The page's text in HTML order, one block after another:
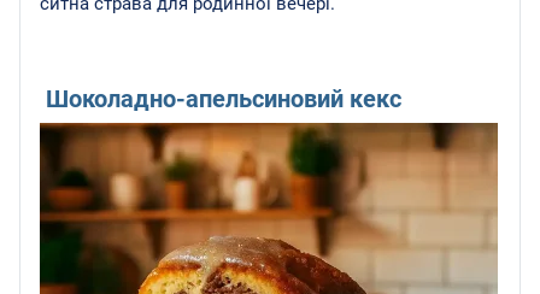
Шоколадно-апельсиновий кекс